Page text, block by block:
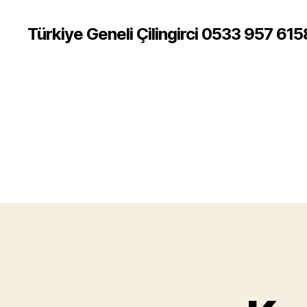
Türkiye Geneli Çilingirci 0533 957